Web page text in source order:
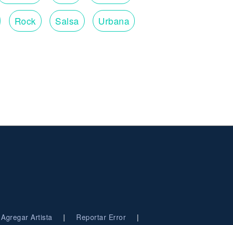
Rock Salsa Urbana
Agregar Artista | Reportar Error |